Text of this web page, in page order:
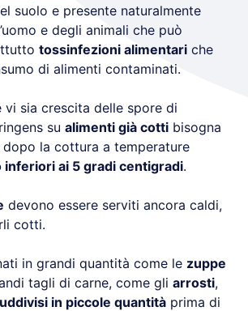
suolo e presente naturalmente
e degli animali che può
tossinfezioni alimentari che
di alimenti contaminati.
vi sia crescita delle spore di
su alimenti già cotti bisogna
la cottura a temperature
ai 5 gradi centigradi.
devono essere serviti ancora caldi,
cotti.
in grandi quantità come le zuppe
tagli di carne, come gli arrosti,
in piccole quantità prima di